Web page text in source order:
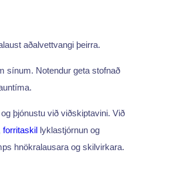
aðalvettvangi þeirra.
sínum. Notendur geta stofnað
þjónustu við viðskiptavini. Við
forritaskillyklastjórnun og
hnökralausara og skilvirkara.